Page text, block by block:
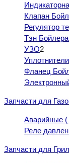
Клапан
Регулятор
Тэн
УЗО2
Фланец
Запчасти для
Аварийные (
Реле
Запчасти для